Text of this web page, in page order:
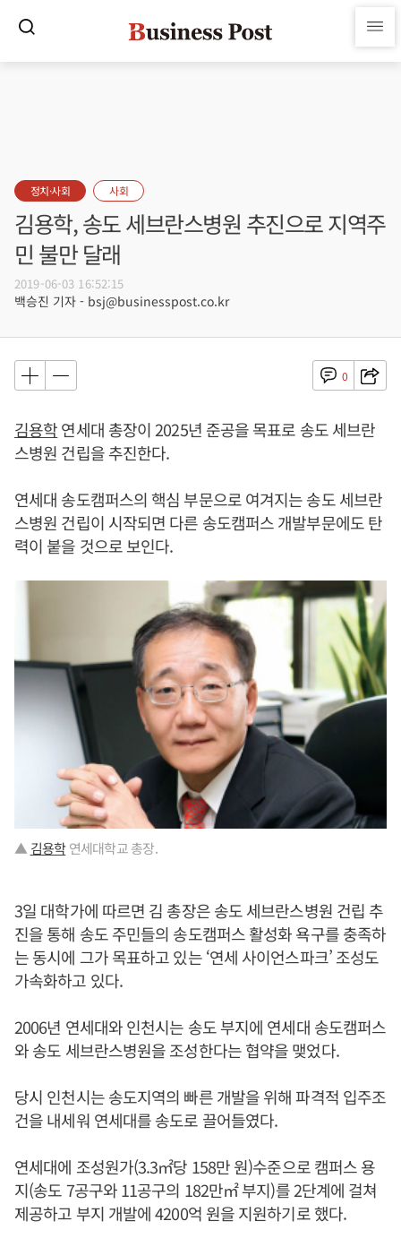
정치·사회 사회
김용학, 송도 세브란스병원 추진으로 지역주
민 불만 달래
2019-06-03 16:52:15
백승진 기자 - bsj@businesspost.co.kr
0
김용학연세대 총장이 2025년 준공을 목표로 송도 세브란
스병원 건립을 추진한다.
연세대 송도캠퍼스의 핵심 부문으로 여겨지는 송도 세브란
스병원 건립이 시작되면 다른 송도캠퍼스 개발부문에도 탄
력이 붙을 것으로 보인다.
▲김용학연세대학교 총장.
3일 대학가에 따르면 김 총장은 송도 세브란스병원 건립 추
진을 통해 송도 주민들의 송도캠퍼스 활성화 욕구를 충족하
는 동시에 그가 목표하고 있는 ‘연세 사이언스파크’ 조성도
가속화하고 있다.
2006년 연세대와 인천시는 송도 부지에 연세대 송도캠퍼스
와 송도 세브란스병원을 조성한다는 협약을 맺었다.
당시 인천시는 송도지역의 빠른 개발을 위해 파격적 입주조
건을 내세워 연세대를 송도로 끌어들였다.
연세대에 조성원가(3.3㎡당 158만 원)수준으로 캠퍼스 용
지(송도 7공구와 11공구의 182만㎡ 부지)를 2단계에 걸쳐
제공하고 부지 개발에 4200억 원을 지원하기로 했다.